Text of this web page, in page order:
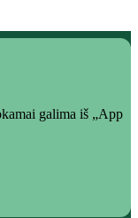
galima iš „App